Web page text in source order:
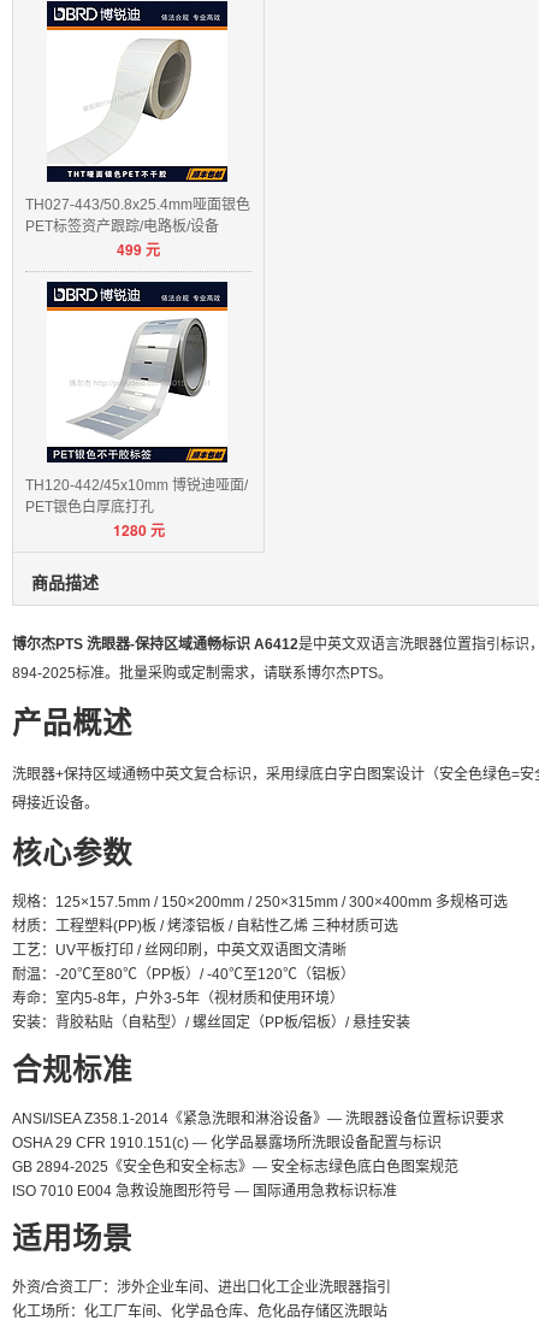
TH027-443/50.8x25.4mm哑面银色
PET标签资产跟踪/电路板/设备
499元
TH120-442/45x10mm 博锐迪哑面/
PET银色白厚底打孔
1280元
商品描述
博尔杰PTS 洗眼器-保持区域通畅标识 A6412是中英文双语言洗眼器位置指引标识
894-2025标准。批量采购或定制需求，请联系博尔杰PTS。
产品概述
洗眼器+保持区域通畅中英文复合标识，采用绿底白字白图案设计（安全色绿色=
碍接近设备。
核心参数
规格：125×157.5mm / 150×200mm / 250×315mm / 300×400mm 多规格可选
材质：工程塑料(PP)板 / 烤漆铝板 / 自粘性乙烯 三种材质可选
工艺：UV平板打印 / 丝网印刷，中英文双语图文清晰
耐温：-20℃至80℃（PP板）/ -40℃至120℃（铝板）
寿命：室内5-8年，户外3-5年（视材质和使用环境）
安装：背胶粘贴（自粘型）/ 螺丝固定（PP板/铝板）/ 悬挂安装
合规标准
ANSI/ISEA Z358.1-2014《紧急洗眼和淋浴设备》— 洗眼器设备位置标识要求
OSHA 29 CFR 1910.151(c) — 化学品暴露场所洗眼设备配置与标识
GB 2894-2025《安全色和安全标志》— 安全标志绿色底白色图案规范
ISO 7010 E004 急救设施图形符号 — 国际通用急救标识标准
适用场景
外资/合资工厂：涉外企业车间、进出口化工企业洗眼器指引
化工场所：化工厂车间、化学品仓库、危化品存储区洗眼站